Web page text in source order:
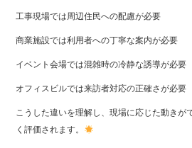
工事現場では周辺住民への配慮が必要
商業施設では利用者への丁寧な案内が必要
イベント会場では混雑時の冷静な誘導が必要
オフィスビルでは来訪者対応の正確さが必要
こうした違いを理解し、現場に応じた動きが
く評価されます。